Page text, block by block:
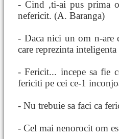
- Cind ,ti-ai pus prima
nefericit. (A. Baranga)
- Daca nici un om n-are
care reprezinta
- Fericit... incepe sa fie
fericiti pe cei ce-1
- Nu trebuie sa faci ca
- Cel mai nenorocit om